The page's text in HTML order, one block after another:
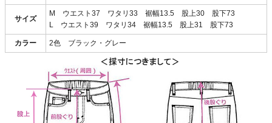
サイズ
M ウエスト37 ワタリ33 裾幅13.5 股上30 股下73
L ウエスト39 ワタリ34 裾幅13.5 股上31 股下73
カラー 2色 ブラック・グレー